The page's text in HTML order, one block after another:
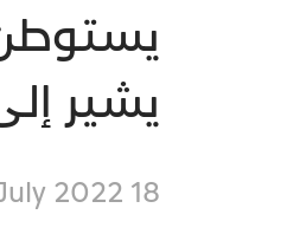
يستوطن
يشير
18 July 2022